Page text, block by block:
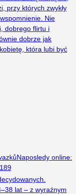
przy których zwykły
Nie
dobrego flirtu i
dobrze jak
która lubi być
Naposledy online:
lat – z wyraźnym